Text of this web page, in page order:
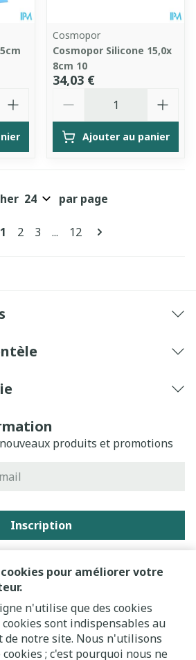
pour améliorer votre
n'utilise que des cookies
sont indispensables au
de notre site. Nous n'utilisons
; c'est pourquoi nous ne
Cosmopor
Cosmopor Silicone 15,0x
8cm 10
34,03 €
Ajouter au panier
Pages
Vous lisez actuellement la page
1 Page
2 Page
3 ... Page
12
par page
produits et promotions
Inscription
vous vous abonnez à notre
notrepolitique de confidentialité.